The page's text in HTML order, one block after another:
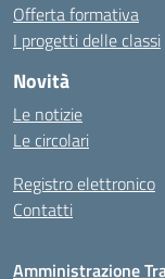
Offerta formativa
I progetti delle classi
Novità
Le notizie
Le circolari
Registro elettronico
Contatti
Amministrazione